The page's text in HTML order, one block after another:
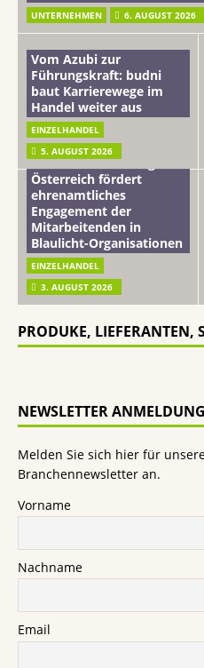
UNTERNEHMEN 6. AUGUST 2026
Vom Azubi zur
Führungskraft: budni
baut Karrierewege im
Handel weiter aus
EINZELHANDEL
5. AUGUST 2026
mehr vom leben tag: dm
Österreich fördert
ehrenamtliches
Engagement der
Mitarbeitenden in
Blaulicht-Organisationen
EINZELHANDEL
3. AUGUST 2026
PRODUKE, LIEFERANTEN,
NEWSLETTER ANMELDUNG
Melden Sie sich hier für
Branchennewsletter an.
Vorname
Nachname
Email